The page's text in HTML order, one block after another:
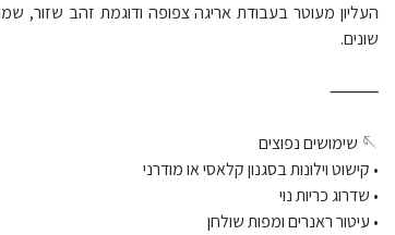
העליון מעוטר בעבודת אריגה צפופה ודוגמת זהב שזור,
שונים.
⸻
🪡 שימושים נפוצים
• קישוט וילונות בסגנון קלאסי או מודרני
• שדרוג כריות נוי
• עיטור ראנרים ומפות שולחן